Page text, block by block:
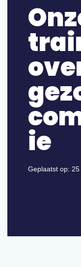
ie
Geplaatst op: